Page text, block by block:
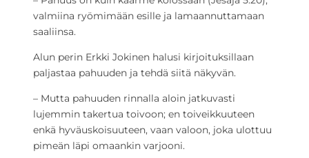
valmiina ryömimään esille ja lamaannuttamaan
saaliinsa.
Alun perin Erkki Jokinen halusi kirjoituksillaan
paljastaa pahuuden ja tehdä siitä näkyvän.
– Mutta pahuuden rinnalla aloin jatkuvasti
lujemmin takertua toivoon; en toiveikkuuteen
enkä hyväuskoisuuteen, vaan valoon, joka ulottuu
pimeän läpi omaankin varjooni.